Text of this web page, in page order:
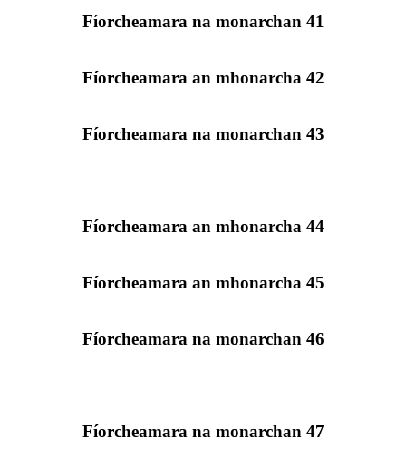
Fíorcheamara na monarchan 41
Fíorcheamara an mhonarcha 42
Fíorcheamara na monarchan 43
Fíorcheamara an mhonarcha 44
Fíorcheamara an mhonarcha 45
Fíorcheamara na monarchan 46
Fíorcheamara na monarchan 47